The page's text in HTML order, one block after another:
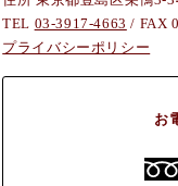
TEL 03-3917-4663 / FAX
プライバシーポリシー
お